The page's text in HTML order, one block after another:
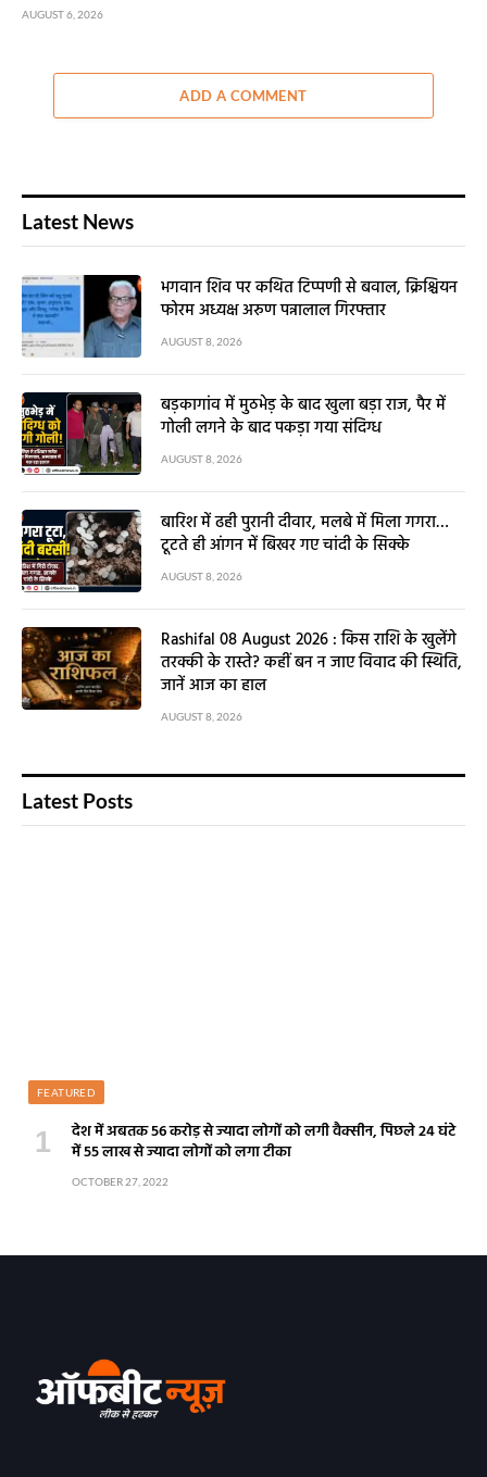
AUGUST 6, 2026
ADD A COMMENT
Latest News
भगवान शिव पर कथित टिप्पणी से बवाल, क्रिश्चियन
फोरम अध्यक्ष अरुण पन्नालाल गिरफ्तार
AUGUST 8, 2026
बड़कागांव में मुठभेड़ के बाद खुला बड़ा राज, पैर में
गोली लगने के बाद पकड़ा गया संदिग्ध
AUGUST 8, 2026
बारिश में ढही पुरानी दीवार, मलबे में मिला गगरा…
टूटते ही आंगन में बिखर गए चांदी के सिक्के
AUGUST 8, 2026
Rashifal 08 August 2026 : किस राशि के खुलेंगे
तरक्की के रास्ते? कहीं बन न जाए विवाद की स्थिति,
जानें आज का हाल
AUGUST 8, 2026
Latest Posts
FEATURED
देश में अबतक 56 करोड़ से ज्यादा लोगों को लगी वैक्सीन, पिछले 24 घंटे
में 55 लाख से ज्यादा लोगों को लगा टीका
OCTOBER 27, 2022